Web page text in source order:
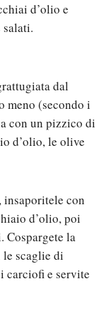
d’olio e
dal
meno (secondo i
con un pizzico di
d’olio, le olive
con
d’olio, poi
la
le scaglie di
carciofi e servite